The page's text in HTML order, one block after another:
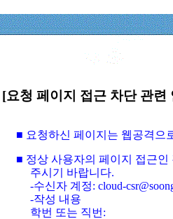
[요청 페이지 접근 차단 관련
■ 요청하신 페이지는 웹공격으
■ 정상 사용자의 페이지 접근
주시기 바랍니다.
-수신자 계정: cloud-
-작성 내용
학번 또는 직번: